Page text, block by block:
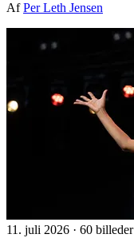
AfPer Leth Jensen
11. juli 2026 · 60 billeder